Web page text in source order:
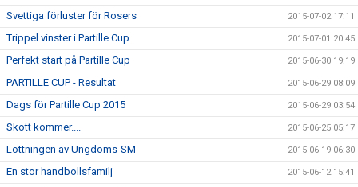
Svettiga förluster för Rosers 2015-07-02 17:11
Trippel vinster i Partille Cup 2015-07-01 20:45
Perfekt start på Partille Cup 2015-06-30 19:19
PARTILLE CUP - Resultat 2015-06-29 08:09
Dags för Partille Cup 2015 2015-06-29 03:54
Skott kommer.... 2015-06-25 05:17
Lottningen av Ungdoms-SM 2015-06-19 06:30
En stor handbollsfamilj 2015-06-12 15:41